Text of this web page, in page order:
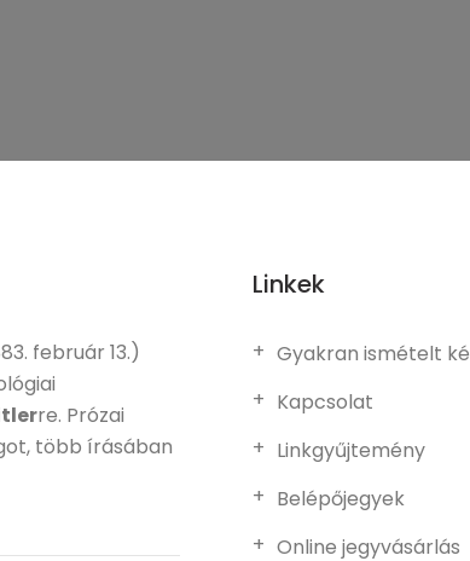
február 13.)
re. Prózai
több írásában
Linkek
Gyakran ismételt
Kapcsolat
Linkgyűjtemény
Belépőjegyek
Online jegyvásárlás